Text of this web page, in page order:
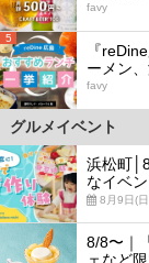
favy
5
『
ーメン
favy
グルメイベント
浜松町
なイベ
8月9日(
8/8〜｜
ェなど